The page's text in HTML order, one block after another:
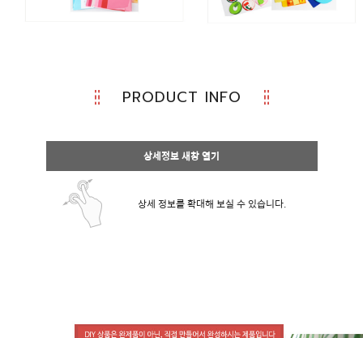
PRODUCT INFO
상세정보 새창 열기
상세 정보를 확대해 보실 수 있습니다.